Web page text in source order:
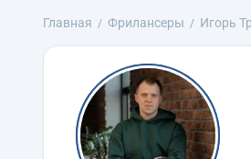
Главная Фрилансеры Игорь